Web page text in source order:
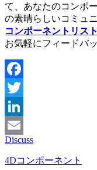
て、あなたのコンポ
の素晴らしいコミュ
コンポーネントリスト
お気軽にフィードバ
Facebook
Twitter
LinkedIn
Email
Discuss
4Dコンポーネント